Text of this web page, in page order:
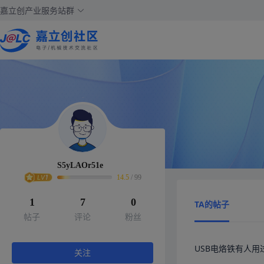
嘉立创产业服务站群
S5yLAOr51e
14.5 / 99
1
帖子
7
评论
0
粉丝
关注
TA的帖子
USB电烙铁有人